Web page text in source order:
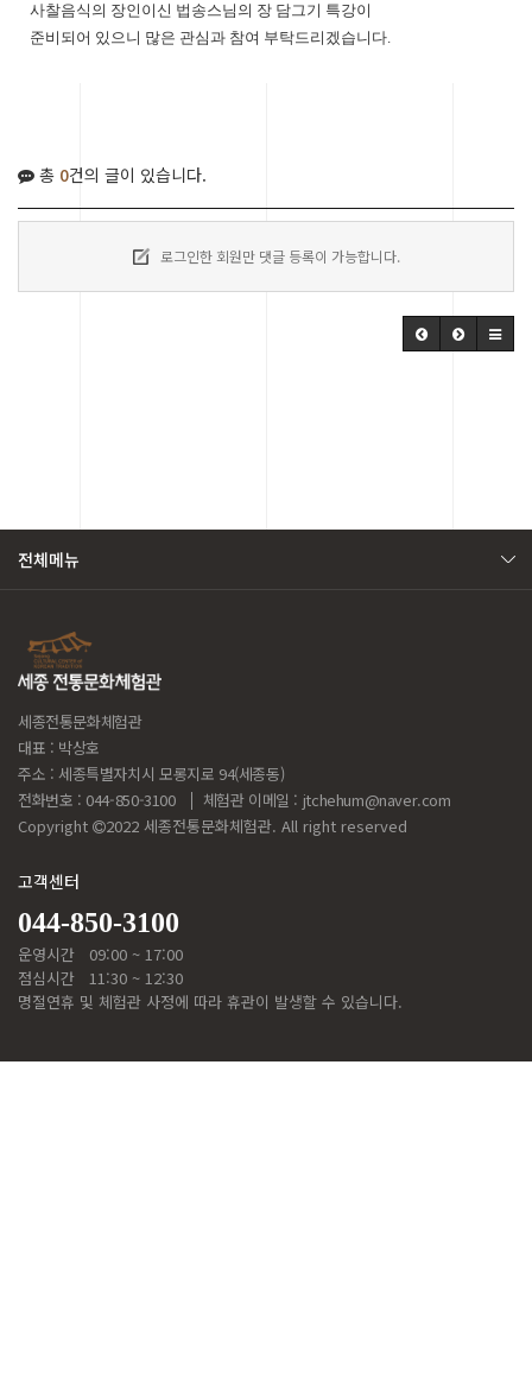
사찰음식의 장인이신 법송스님의 장 담그기 특강이
준비되어 있으니 많은 관심과 참여 부탁드리겠습니다.
총 0건의 글이 있습니다.
로그인한 회원만 댓글 등록이 가능합니다.
전체메뉴
세종전통문화체험관
대표 : 박상호
주소 : 세종특별자치시 모롱지로 94(세종동)
전화번호 : 044-850-3100
체험관 이메일 : jtchehum@naver.com
Copyright
2022 세종전통문화체험관. All right reserved
고객센터
044-850-3100
운영시간
09:00 ~ 17:00
점심시간
11:30 ~ 12:30
명절연휴 및 체험관 사정에 따라 휴관이 발생할 수 있습니다.